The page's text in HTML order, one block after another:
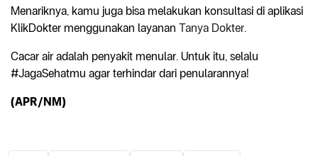
Menariknya, kamu juga bisa melakukan konsultasi di aplikasi
KlikDokter menggunakan layanan Tanya Dokter.
Cacar air adalah penyakit menular. Untuk itu, selalu
#JagaSehatmu agar terhindar dari penularannya!
(APR/NM)